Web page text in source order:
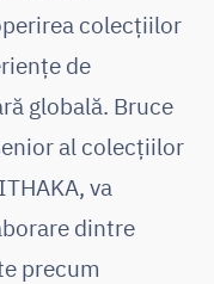
colecțiilor
de
globală. Bruce
al colecțiilor
va
dintre
precum